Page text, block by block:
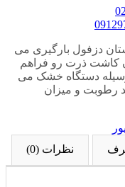
دزفول بارگیری می
کاشت ذرت رو فراهم
وسیله دستگاه خشک می
رطوبت و میزان
نظرات (0)